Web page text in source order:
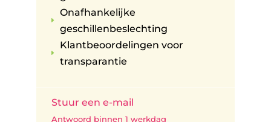
E
Onafhankelijke
geschillenbeslechting
E
Klantbeoordelingen voor
transparantie
Stuur een e-mail
Antwoord binnen 1 werkdag